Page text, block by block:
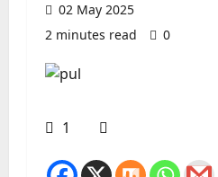
02 May 2025
2 minutes read
0
1